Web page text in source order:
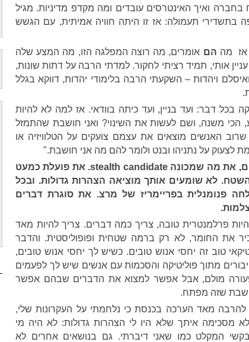
בחברה ואיך האינטרסים עובדים ומה מקדפ מדיניות. מגיל
בתשדירי תעמולה: אז זו היתה חוויה אמיתית, עם הגשש
אז מה הם אומרים, מה רוצה המפלגה הזו, מה המצע שלה
עניין אותי, תמיד רציתי לחקור. למדתי הרבה על דתות שונות,
ואיסלם ויהדות – השקעתי הרבה בלימודי יהדות, דווקא בגלל
בכל דבר: ועד בניין, ועד כיתה בוודאי. אז למה לא להיות
הכי משנה, ושם לעשות את השינוי? ואני חושבת שהתמזל
שרוב האנשים מוצאים את עצמם צועקים על הטלוויזיה או
לצעוק על נתניהו ובנט ולומר להם מה אני חושבת."
את מה שמכונהstealth candidate. את פועלת כמעט
לא שומעים אותך מוציאה הצהרות גדולות. ובכל
פנומנלית בפריימריז של מרצ. את סוגרת דברים
פרלמנטרית טובה, צריך כמה דברים. צריך להיות מאד
את החומר, לא רק ברמה שטחית ופופוליסטית. והדבר
טוב זה יחסי אנוש טובים. כשיש לך יחסי אנוש טובים,
מתוך פוליטיקה והסכמות עם אנשים שיש לך לפעמים
פעורה מולם, אבל אפשר למצוא את הדברים שבהם אפשר
שזה מפתח.
להרבה מאד הערכה בכנסת כי נלחמתי על העקרונות שלי,
מסכימה איתך שלא היו לי הצהרות גדולות: לא היה מי
המקלט כמו שאני דיברתי. גם בנושאים אחרים לא